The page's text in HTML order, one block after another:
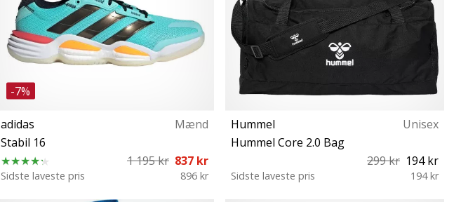
-7%
adidas
Mænd
Stabil 16
1 195 kr 837 kr
Sidste laveste pris 896 kr
Hummel
Unisex
Hummel Core 2.0 Bag
299 kr 194 kr
Sidste laveste pris 194 kr